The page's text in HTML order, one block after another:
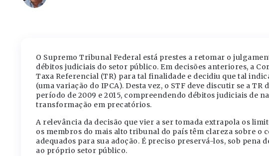
O Supremo Tribunal Federal está prestes a retomar o
débitos judiciais do setor público. Em decisões anteriores, a
Taxa Referencial (TR) para tal finalidade e decidiu que tal
(uma variação do IPCA). Desta vez, o STF deve discutir se a
período de 2009 e 2015, compreendendo débitos judiciais de
transformação em precatórios.
A relevância da decisão que vier a ser tomada extrapola os
os membros do mais alto tribunal do país têm clareza sobre
adequados para sua adoção. É preciso preservá-los, sob
ao próprio setor público.